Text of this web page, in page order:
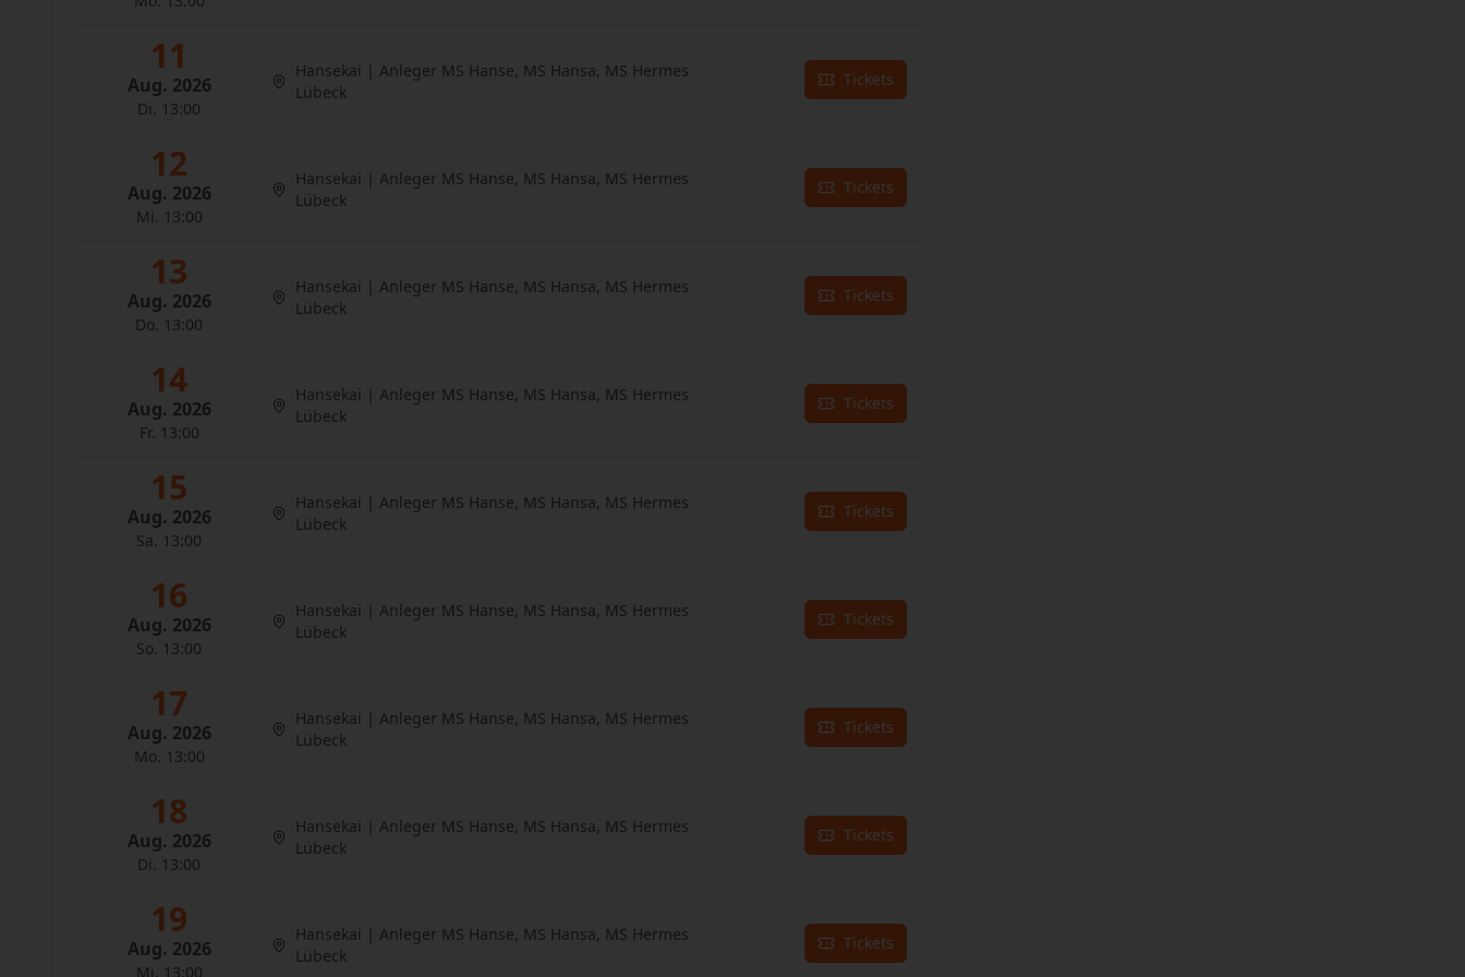
11
Aug. 2026
Di. 13:00
Hansekai | Anleger MS Hanse, MS Hansa, MS Hermes
Lübeck
Tickets
12
Aug. 2026
Mi. 13:00
Hansekai | Anleger MS Hanse, MS Hansa, MS Hermes
Lübeck
Tickets
13
Aug. 2026
Do. 13:00
Hansekai | Anleger MS Hanse, MS Hansa, MS Hermes
Lübeck
Tickets
14
Aug. 2026
Fr. 13:00
Hansekai | Anleger MS Hanse, MS Hansa, MS Hermes
Lübeck
Tickets
15
Aug. 2026
Sa. 13:00
Hansekai | Anleger MS Hanse, MS Hansa, MS Hermes
Lübeck
Tickets
16
Aug. 2026
So. 13:00
Hansekai | Anleger MS Hanse, MS Hansa, MS Hermes
Lübeck
Tickets
17
Aug. 2026
Mo. 13:00
Hansekai | Anleger MS Hanse, MS Hansa, MS Hermes
Lübeck
Tickets
18
Aug. 2026
Di. 13:00
Hansekai | Anleger MS Hanse, MS Hansa, MS Hermes
Lübeck
Tickets
19
Aug. 2026
Mi. 13:00
Hansekai | Anleger MS Hanse, MS Hansa, MS Hermes
Lübeck
Tickets